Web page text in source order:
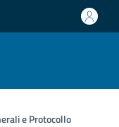
e Protocollo